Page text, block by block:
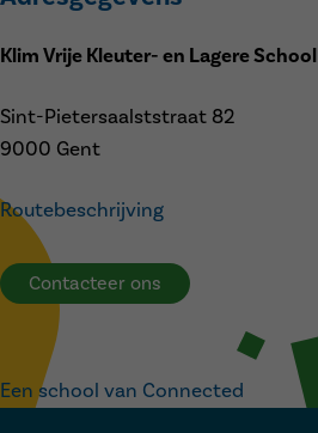
Contacteer ons
Een school van Connected
Klim Vrije Kleuter- en Lagere School
Sint-Pietersaalststraat 82
9000 Gent
Routebeschrijving